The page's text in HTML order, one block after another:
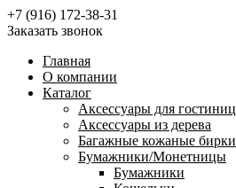
+7 (916) 172-38-31
Заказать звонок
Главная
О компании
Каталог
Аксессуары для гостиниц
Аксессуары из дерева
Багажные кожаные бирки
Бумажники/Монетницы
Бумажники